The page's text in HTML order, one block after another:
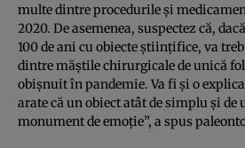
multe dintre procedurile și
2020. De asemenea, suspectez că,
100 de ani cu obiecte științifice, va
dintre măștile chirurgicale de unică
obișnuit în pandemie. Va fi și o
arate că un obiect atât de simplu și de
monument de emoție”, a spus